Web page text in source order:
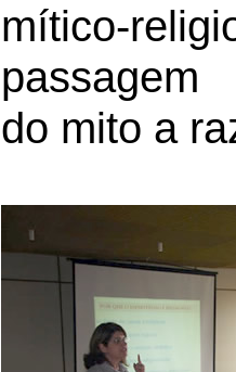
mítico-
passagem
do mito a